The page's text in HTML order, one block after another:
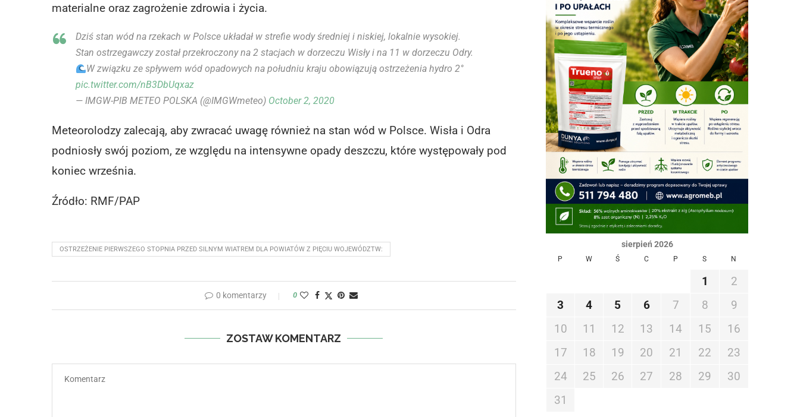
materialne oraz zagrożenie zdrowia i życia.
Dziś stan wód na rzekach w Polsce układał w strefie wody średniej i niskiej, lokalnie wysokiej.
Stan ostrzegawczy został przekroczony na 2 stacjach w dorzeczu Wisły i na 11 w dorzeczu Odry.
W związku ze spływem wód opadowych na południu kraju obowiązują ostrzeżenia hydro 2°
pic.twitter.com/nB3DbUqxaz
— IMGW-PIB METEO POLSKA (@IMGWmeteo) October 2, 2020
Meteorolodzy zalecają, aby zwracać uwagę również na stan wód w Polsce. Wisła i Odra
podniosły swój poziom, ze względu na intensywne opady deszczu, które występowały pod
koniec września.
Źródło: RMF/PAP
OSTRZEŻENIE PIERWSZEGO STOPNIA PRZED SILNYM WIATREM DLA POWIATÓW Z PIĘCIU WOJEWÓDZTW:
0 komentarzy 0
ZOSTAW KOMENTARZ
sierpień 2026
P W Ś C P S N
1
2
3
4 5 6 7 8
9
10
11 12 13 14 15
16
17
18 19 20 21 22
23
24
25 26 27 28 29
30
31